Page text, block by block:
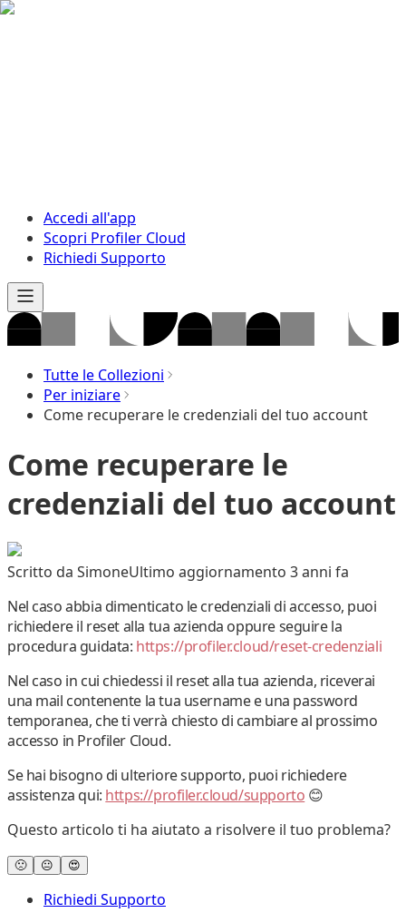
Accedi all'app
Scopri Profiler Cloud
Richiedi Supporto
Tutte le Collezioni
Per iniziare
Come recuperare le credenziali del tuo account
Come recuperare le
credenziali del tuo account
Scritto da SimoneUltimo aggiornamento 3 anni fa
Nel caso abbia dimenticato le credenziali di accesso, puoi
richiedere il reset alla tua azienda oppure seguire la
procedura guidata: https://profiler.cloud/reset-credenziali
Nel caso in cui chiedessi il reset alla tua azienda, riceverai
una mail contenente la tua username e una password
temporanea, che ti verrà chiesto di cambiare al prossimo
accesso in Profiler Cloud.
Se hai bisogno di ulteriore supporto, puoi richiedere
assistenza qui: https://profiler.cloud/supporto 😊
Questo articolo ti ha aiutato a risolvere il tuo problema?
🙁 😐 😍
Richiedi Supporto